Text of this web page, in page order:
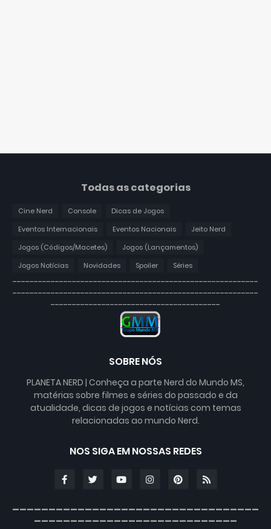
Todas as categorias
Cine Nerd Console
Dicas de Jogos
Eventos Internacionais
Eventos Nacionais
Jeito Nerd
Jogos (Códigos/Macetes)
Jogos (Lançamentos)
Jogos Notícias
Novidades Spoiler Séries
----------------------------------------------------------
----------------------------------------------------------
----------------------------------------
SOBRE NÓS
PLANETA NERD | Conheça a parte Nerd do Mundo MS,
matérias sobre filmes e séries do passado e da
atualidade, dicas de jogos e notícias com temas
relacionadas ao mundo Nerd.
NOS SIGA EM NOSSAS REDES
__________________________________
____________________________